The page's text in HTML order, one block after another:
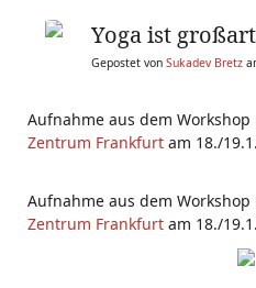
Yoga ist
Gepostet von Sukadev Bretz
Aufnahme aus dem Workshop
Zentrum Frankfurt am 18./
Aufnahme aus dem Workshop
Zentrum Frankfurt am 18./